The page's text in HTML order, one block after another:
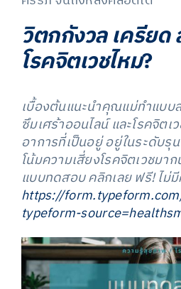
วิตกกังวล เครียด
โรคจิตเวชไหม?
เบื้องต้นแนะนำคุณแม่ทำแบบ
ซึมเศร้าออนไลน์ และโรคจิตเ
อาการที่เป็นอยู่ อยู่ในระดับรุ
โน้มความเสี่ยงโรคจิตเวชมา
แบบทดสอบ คลิกเลย ฟรี! ไม่มี
https://
typeform-